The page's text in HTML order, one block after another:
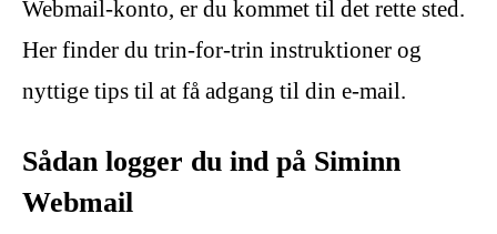
Webmail-konto, er du kommet til det rette sted.
Her finder du trin-for-trin instruktioner og
nyttige tips til at få adgang til din e-mail.
Sådan logger du ind på Siminn
Webmail